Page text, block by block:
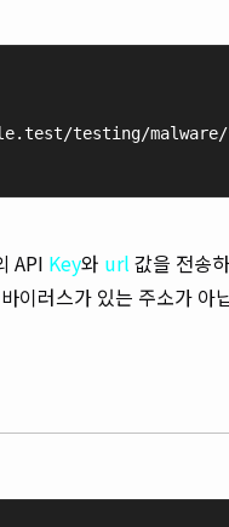
testing/
API Key와 url 값을 전송
이러스가 있는 주소가 아